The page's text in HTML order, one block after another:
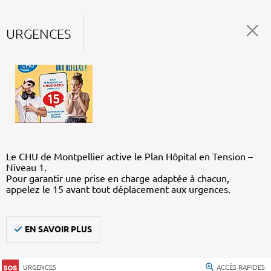
URGENCES
Le CHU de Montpellier active le Plan Hôpital en Tension –
Niveau 1.
Pour garantir une prise en charge adaptée à chacun,
appelez le 15 avant tout déplacement aux urgences.
EN SAVOIR PLUS
URGENCES ACCÈS RAPIDES